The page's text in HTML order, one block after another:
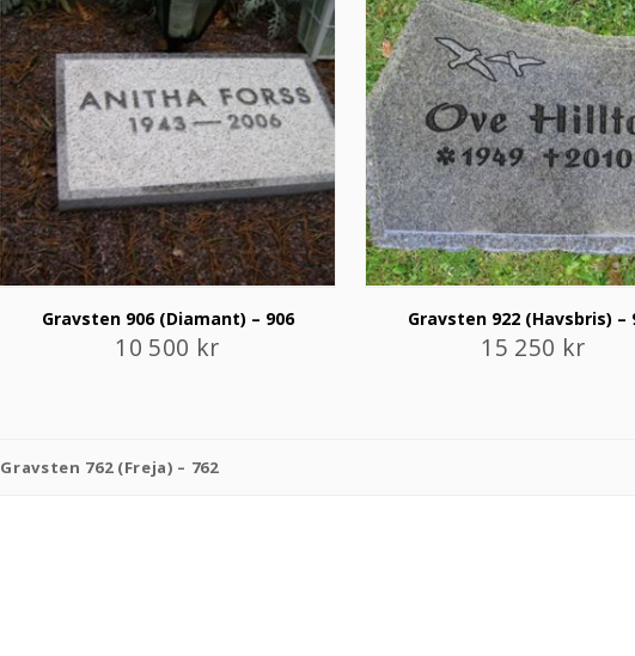
Gravsten 906 (Diamant) – 906
10 500 kr
Gravsten 922 (Havsbris) –
15 250 kr
Gravsten 762 (Freja) – 762